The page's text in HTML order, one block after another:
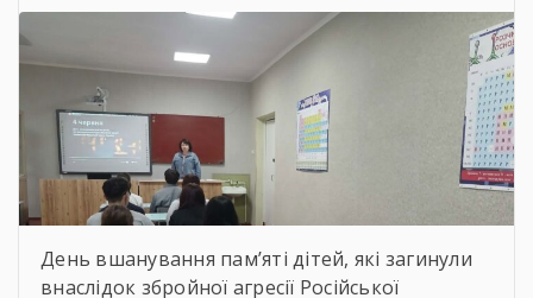
кожен зміг побачити неймовірну
філігранність витинанок, графіки […]
День вшанування пам’яті дітей, які загинули
внаслідок збройної агресії Російської